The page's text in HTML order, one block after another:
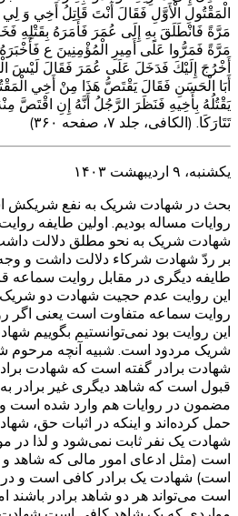
الْمَقْتُولِ الْأَوَّلِ فَقَالَ أَنْتَ قَاتِلُ أَخِي وَ
مَرَّةً فَانْطَلَقَ بِهِ إِلَى عُمَرَ فَأَمَرَهُ بِقَتْلِهِ
مَرَّةً فَمَرُّوا عَلَى أَمِيرِ الْمُؤْمِنِينَ ع
أَخْرُجَ إِلَيْكَ فَدَخَلَ عَلَى عُمَرَ فَقَالَ لَيْسَ
أَبَا الْحَسَنِ فَقَالَ يَقْتَصُّ هَذَا مِنْ أَخِي
يَقْتُلُهُ بِأَخِيهِ فَنَظَرَ الرَّجُلُ أَنَّهُ إِنِ اقْتَصَّ
تَتَارَكَا. (الکافی، جلد ۷، صفحه ۳۶۰)
یکشنبه، ۹ اردیبهشت ۱۴۰۳
بحث در شهادت شریک به نفع شریکش
روایات مساله بودیم. اولین طایفه
شهادت شریک به نحو مطلق دلالت
بر ردّ‌ شهادت شرکاء دلالت داشت و وجه
طایفه دیگری در مقابل روایت سماعه
این روایت عدم حجیت شهادت دو
روایت سماعه متفاوت است یعنی اگر
این روایت بود نمی‌توانستیم بگوییم
شریک مردود است. شبیه آنچه
شهادت برادر گفته است که شهادت
قبول است که شاهد دیگری غیر برادر
مضمون در روایات هم وارد شده است و
حمل کرده‌اند و اینکه در اثبات حق،
شهادت یک نفر ثابت نمی‌شود و لذا در
است (مثل ادعای امور مالی که شاهد و
است) شهادت یک برادر کافی است و در
است می‌تواند هر دو شاهد برادر باشند